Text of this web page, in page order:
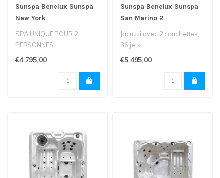
Sunspa Benelux Sunspa
New York
SPA UNIQUE POUR 2
PERSONNES
Le Spa New York est un spa
€4.795,00
Sunspa Benelux Sunspa
San Marino 2
Jacuzzi avec 2 couchettes,
36 jets
taille: 150 x 200 x 79 cm..
€5.495,00